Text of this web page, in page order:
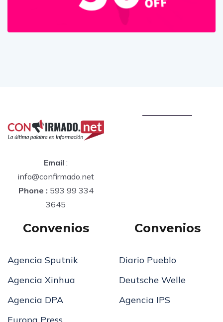
Email :
info@confirmado.net
Phone : 593 99 334
3645
Convenios
Agencia Sputnik
Agencia Xinhua
Agencia DPA
Convenios
Diario Pueblo
Deutsche Welle
Agencia IPS